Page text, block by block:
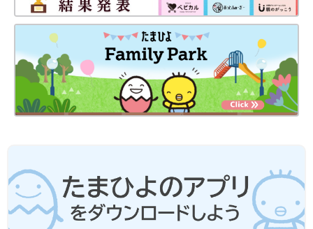
円とかなりお安くなっていたんだとか！黒のほかに黄色と白もゲ
ットしたそうで、ヘビロテ中とのこと。姉妹でヘソ出しブームの
ようで、とってもお気に入りなんだとか。シャツもビスチェもそ
れぞれ着回しできて便利ですよね♪
GUキッズ「夏にピッタリ！」「着心地
が良くてGood！」コスパ最強アイテム4
選
GUのキッズ商品は、着心地が良くて夏にピッ
で、まさにコスパ最強といっても過言ではあり
ません♪ 今回はそんなGUの夏にぴったりなア
イテムをご紹介します。
ご紹介したアイテムは、どれも可愛らしいものばかりでしたね。
まだまだ暑いので、半袖Tシャツや薄手のパンツは使えますし、
お安くなっているものは早めにゲットするのがおすすめ！気にな
る商品があれば、ぜひチェックしてみてください♪